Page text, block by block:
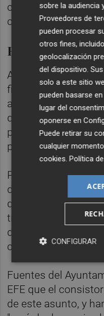
como director de
como agente
Remisión al juez
A la vista de lo
fiscal, se acuerda la
actuaciones al
que el decreto
practique las
probar los
Pide también al
declaración en
quienes resulten
tras practicar las
declaración de
como testigos.
Fuentes del
EFE que el
de este asunto, y
sobre la audiencia
Proveedores de
pueden procesar
otros fines,
geolocalización
del dispositivo.
solo a este sitio
pueden basarse
lugar del
oponerse en
Puede retirar su
cualquier
cookies .Política
CONFIGURAR